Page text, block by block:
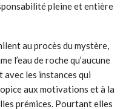
pleine et entière
au procès du mystère,
l’eau de roche qu’aucune
les instances qui
aux motivations et à la
prémices. Pourtant elles